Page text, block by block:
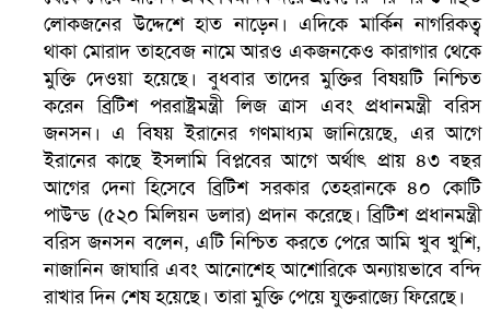
ভিউ বাড়াতে রাম দা হাতে ফেসবুকে ভিডিও পোস্ট শিক্ষকের
লোকজনের উদ্দেশে হাত নাড়েন। এদিকে মার্কিন নাগরিকত্ব
থাকা মোরাদ তাহবেজ নামে আরও একজনকেও কারাগার থেকে
মুক্তি দেওয়া হয়েছে। বুধবার তাদের মুক্তির বিষয়টি নিশ্চিত
করেন ব্রিটিশ পররাষ্ট্রমন্ত্রী লিজ ত্রাস এবং প্রধানমন্ত্রী বরিস
জনসন। এ বিষয় ইরানের গণমাধ্যম জানিয়েছে, এর আগে
ইরানের কাছে ইসলামি বিপ্লবের আগে অর্থাৎ প্রায় ৪৩ বছর
আগের দেনা হিসেবে ব্রিটিশ সরকার তেহরানকে ৪০ কোটি
পাউন্ড (৫২০ মিলিয়ন ডলার) প্রদান করেছে। ব্রিটিশ প্রধানমন্ত্রী
বরিস জনসন বলেন, এটি নিশ্চিত করতে পেরে আমি খুব খুশি,
নাজানিন জাঘারি এবং আনোশেহ আশোরিকে অন্যায়ভাবে বন্দি
রাখার দিন শেষ হয়েছে। তারা মুক্তি পেয়ে যুক্তরাজ্যে ফিরেছে।